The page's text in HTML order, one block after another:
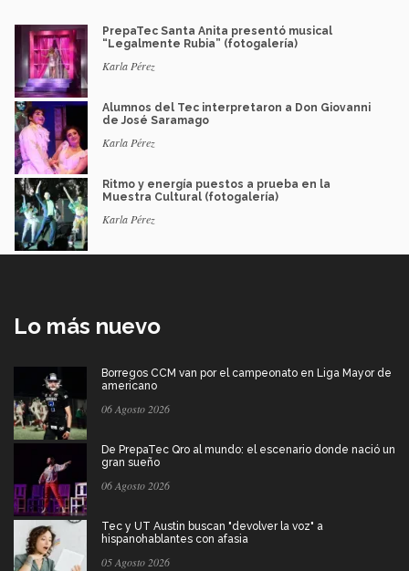
PrepaTec Santa Anita presentó musical
“Legalmente Rubia” (fotogalería)
Karla Pérez
Alumnos del Tec interpretaron a Don Giovanni
de José Saramago
Karla Pérez
Ritmo y energía puestos a prueba en la
Muestra Cultural (fotogalería)
Karla Pérez
Lo más nuevo
Borregos CCM van por el campeonato en Liga Mayor de
americano
06 Agosto 2026
De PrepaTec Qro al mundo: el escenario donde nació un
gran sueño
06 Agosto 2026
Tec y UT Austin buscan "devolver la voz" a
hispanohablantes con afasia
05 Agosto 2026